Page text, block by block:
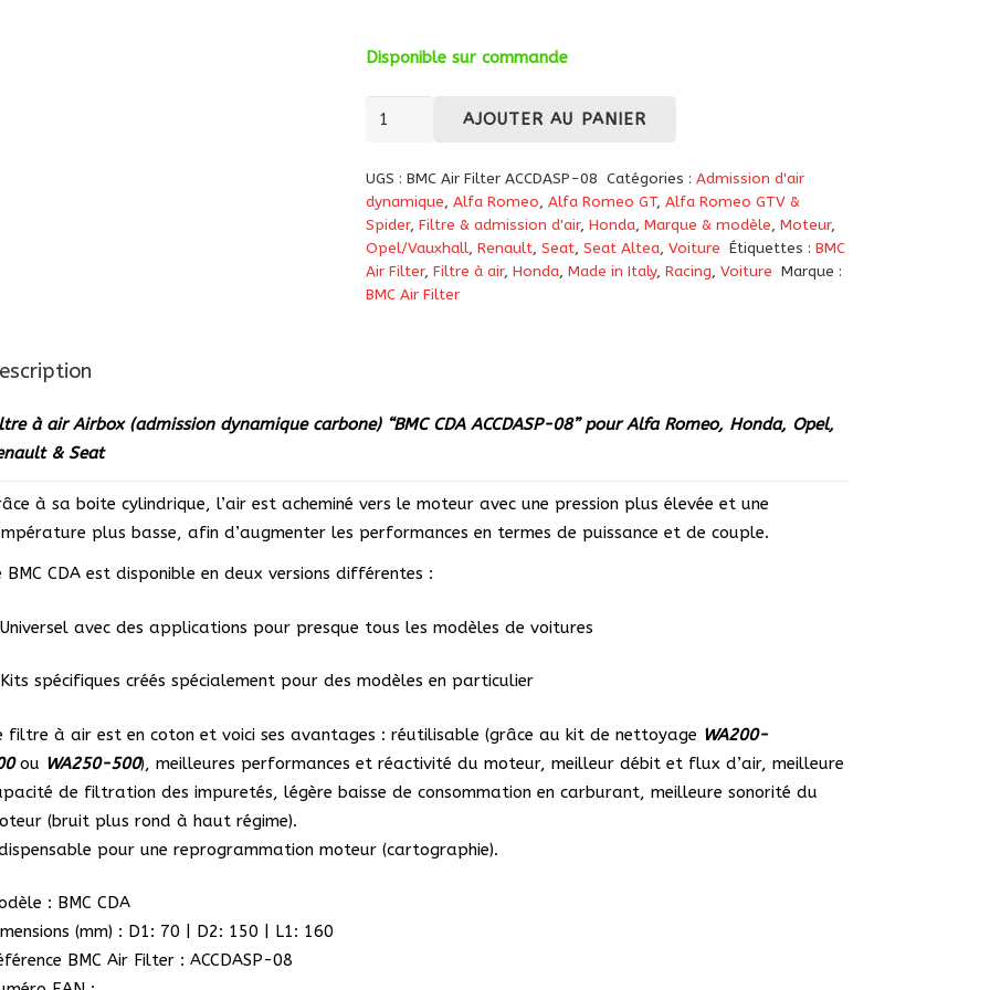
Disponible sur commande
quantité
à
air
Airbox
(admission
ACCDASP-
Alfa
Romeo,
Honda,
Renault
Seat
AJOUTER AU PANIER
UGS : BMC Air Filter ACCDASP-08 Catégories :Admission d'air
dynamique, Alfa Romeo, Alfa Romeo GT, Alfa Romeo GTV &
Spider, Filtre & admission d'air, Honda, Marque & modèle, Moteur,
Opel/Vauxhall, Renault, Seat, Seat Altea, Voiture Étiquettes :BMC
Air Filter, Filtre à air, Honda, Made in Italy, Racing, Voiture Marque :
BMC Air Filter
à air Airbox (admission dynamique carbone) “BMC CDA ACCDASP-08” pour Alfa Romeo, Honda, Opel,
& Seat
à sa boite cylindrique, l’air est acheminé vers le moteur avec une pression plus élevée et une
plus basse, afin d’augmenter les performances en termes de puissance et de couple.
BMC CDA est disponible en deux versions différentes :
avec des applications pour presque tous les modèles de voitures
spécifiques créés spécialement pour des modèles en particulier
filtre à air est en coton et voici ses avantages : réutilisable (grâce au kit de nettoyage WA200-
ou WA250-500), meilleures performances et réactivité du moteur, meilleur débit et flux d’air, meilleure
de filtration des impuretés, légère baisse de consommation en carburant, meilleure sonorité du
(bruit plus rond à haut régime).
pour une reprogrammation moteur (cartographie).
: BMC CDA
(mm) : D1: 70 | D2: 150 | L1: 160
BMC Air Filter : ACCDASP-08